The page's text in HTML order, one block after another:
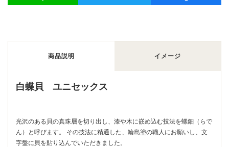
商品説明 イメージ
白蝶貝 ユニセックス
光沢のある貝の真珠層を切り出し、漆や木に嵌め込む技法を螺鈿（らで
ん）と呼びます。 その技法に精通した、輪島塗の職人にお願いし、文
字盤に貝を貼り込んでいただきました。